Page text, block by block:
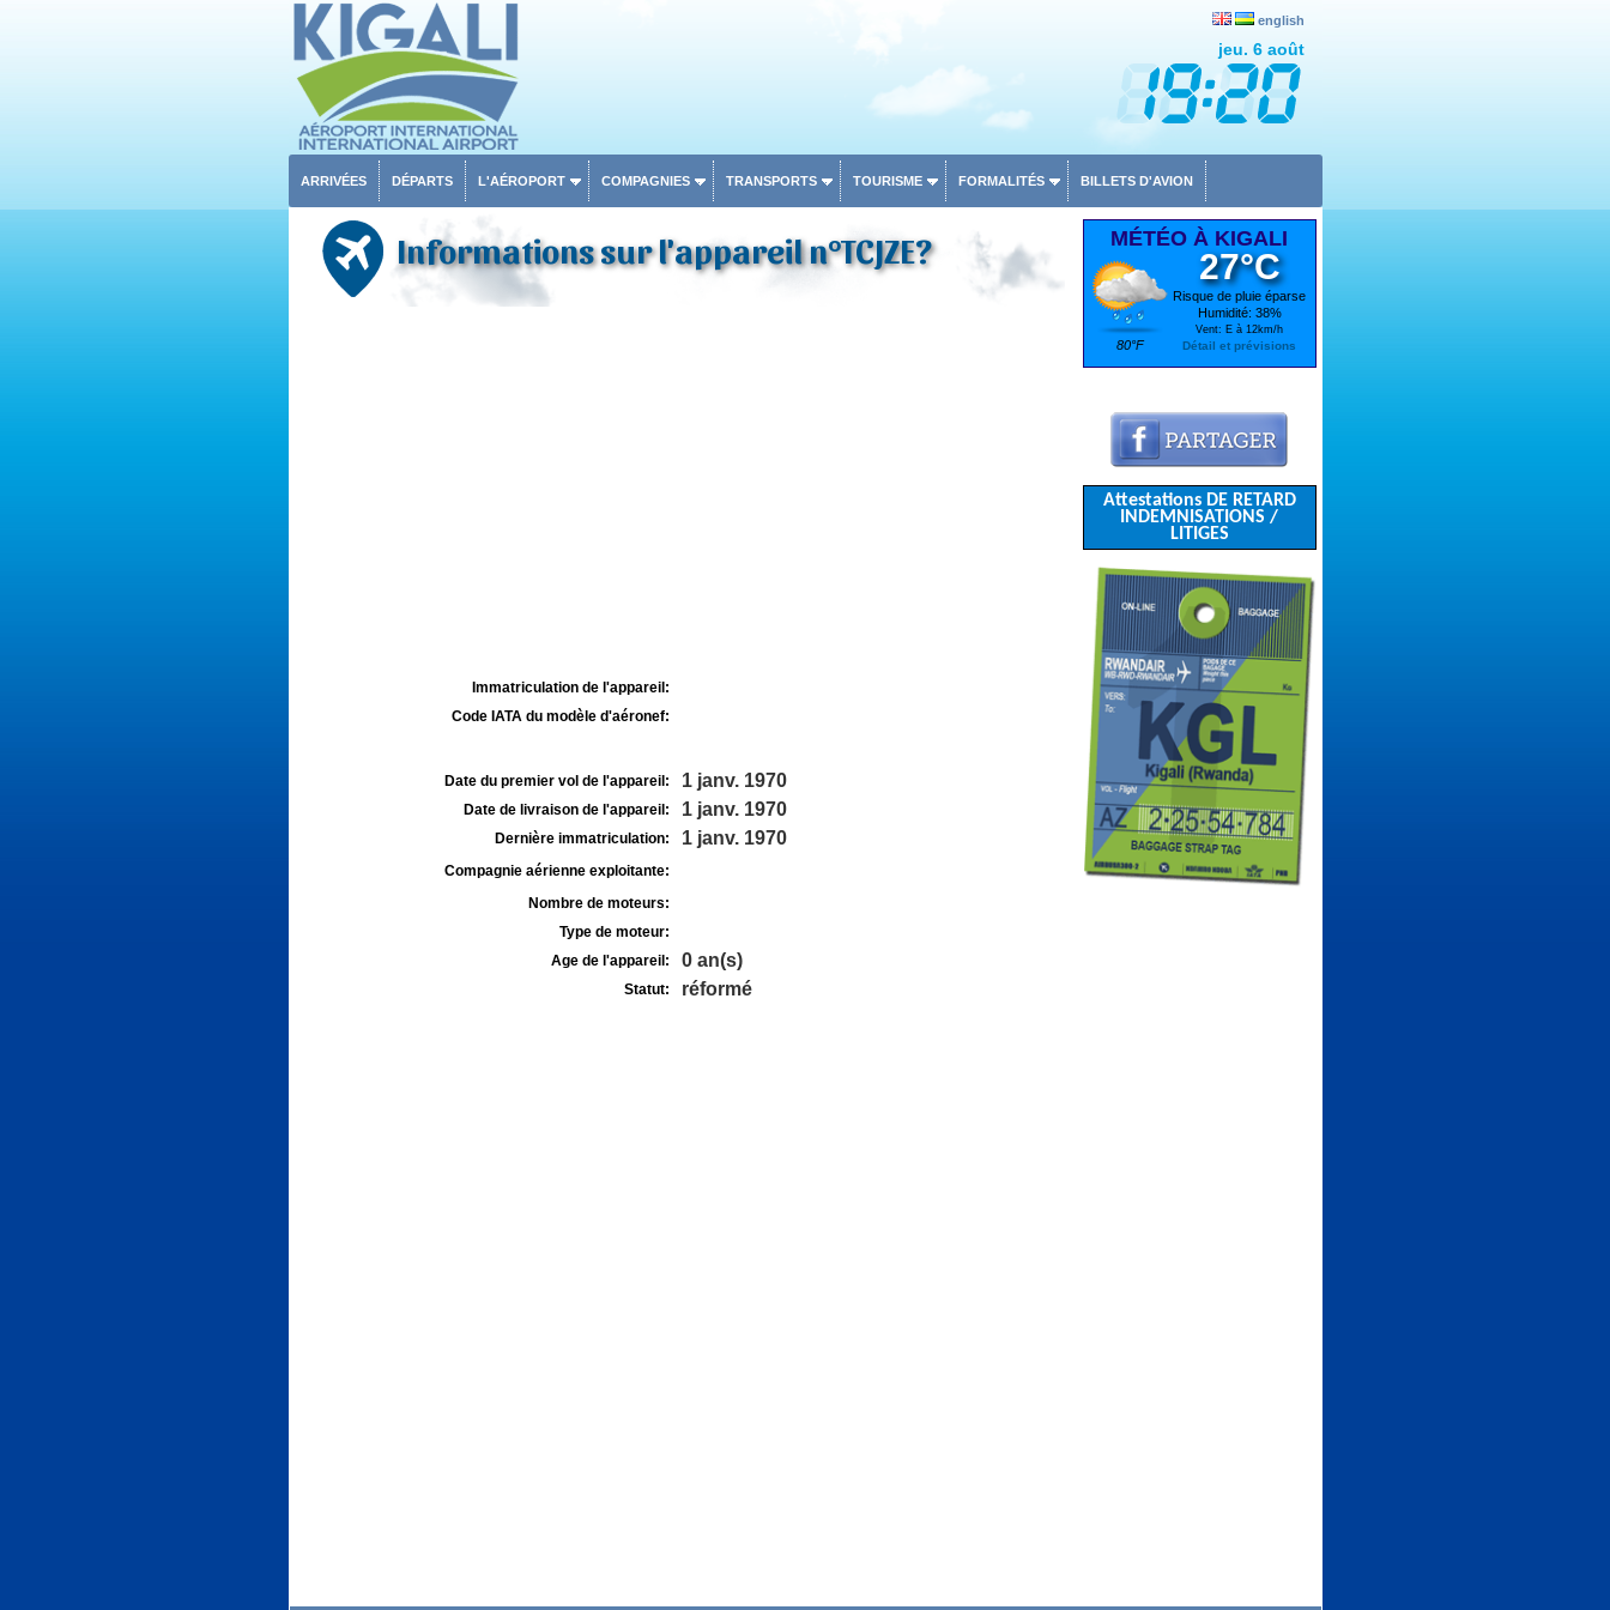
english
jeu. 6 août
ARRIVÉES DÉPARTS L'AÉROPORT COMPAGNIES TRANSPORTS TOURISME FORMALITÉS BILLETS D'AVION
Informations sur l'appareil n°TCJZE?
Immatriculation de l'appareil:
Code IATA du modèle d'aéronef:
Date du premier vol de l'appareil: 1 janv. 1970
Date de livraison de l'appareil: 1 janv. 1970
Dernière immatriculation: 1 janv. 1970
Compagnie aérienne exploitante:
Nombre de moteurs:
Type de moteur:
Age de l'appareil:
0 an(s)
Statut: réformé
MÉTÉO À KIGALI
80°F
27°C
Risque de pluie éparse
Humidité: 38%
Vent: E à 12km/h
Détail et prévisions
Attestations DE RETARD
INDEMNISATIONS /
LITIGES